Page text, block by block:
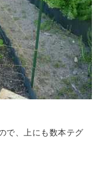
で、上にも数本テグ